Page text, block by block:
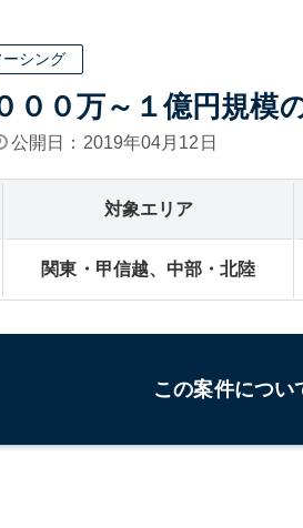
ーシング
００万～１億円規模
公開日：2019年04月12日
対象エリア
関東・甲信越、中部・北陸
この案件につい